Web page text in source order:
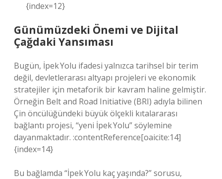
{index=12}
Günümüzdeki Önemi ve Dijital
Çağdaki Yansıması
Bugün, İpek Yolu ifadesi yalnızca tarihsel bir terim
değil, devletlerarası altyapı projeleri ve ekonomik
stratejiler için metaforik bir kavram haline gelmiştir.
Örneğin Belt and Road Initiative (BRI) adıyla bilinen
Çin öncülüğündeki büyük ölçekli kıtalararası
bağlantı projesi, “yeni İpek Yolu” söylemine
dayanmaktadır. :contentReference[oaicite:14]
{index=14}
Bu bağlamda “İpek Yolu kaç yaşında?” sorusu,